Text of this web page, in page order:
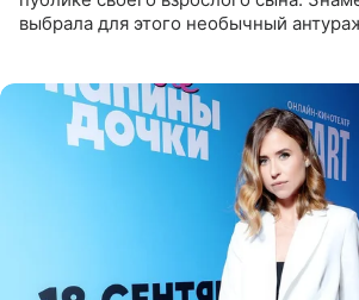
выбрала для этого необычный